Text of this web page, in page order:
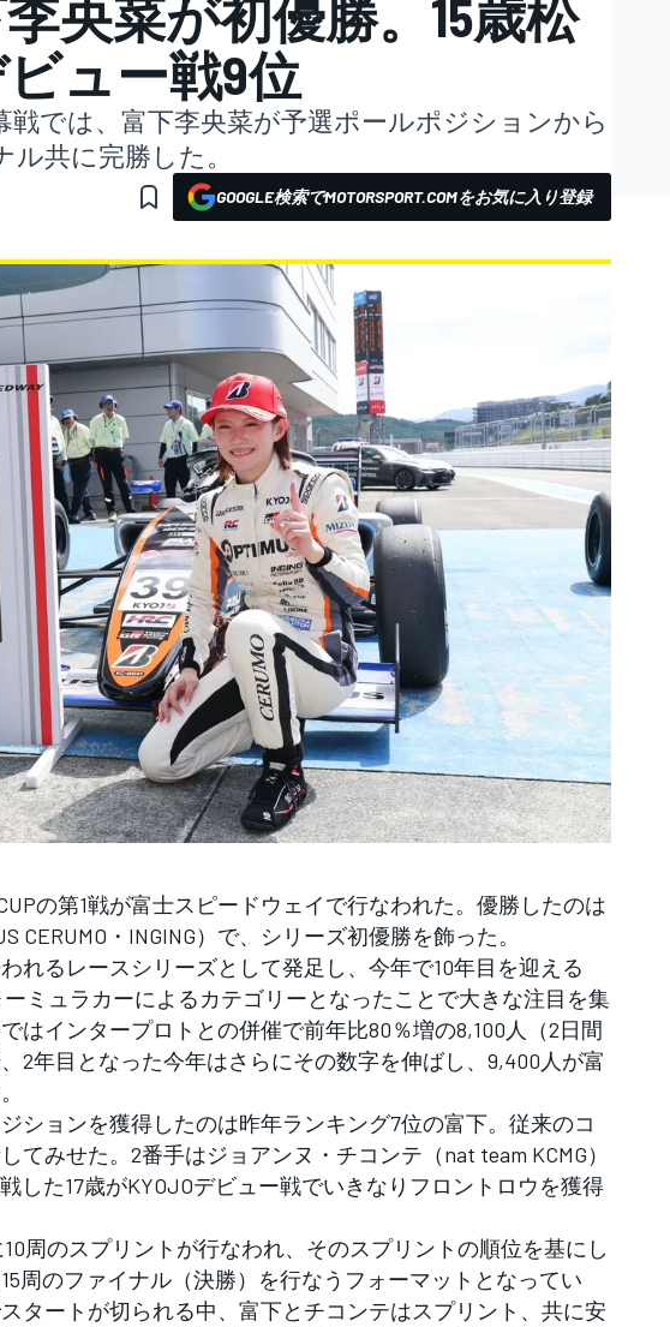
央菜が初優勝。15歳松
ュー戦9位
幕戦では、富下李央菜が予選ポールポジションから
共に完勝した。
GOOGLE検索でMOTORSPORT.COMをお気に入り登録
の第1戦が富士スピードウェイで行なわれた。優勝したのは
CERUMO・INGING）で、シリーズ初優勝を飾った。
れるレースシリーズとして発足し、今年で10年目を迎える
ーミュラカーによるカテゴリーとなったことで大きな注目を集
はインタープロトとの併催で前年比80％増の8,100人（2日間
2年目となった今年はさらにその数字を伸ばし、9,400人が富
ションを獲得したのは昨年ランキング7位の富下。従来のコ
てみせた。2番手はジョアンヌ・チコンテ（nat team KCMG）
した17歳がKYOJOデビュー戦でいきなりフロントロウを獲得
周のスプリントが行なわれ、そのスプリントの順位を基にし
周のファイナル（決勝）を行なうフォーマットとなってい
タートが切られる中、富下とチコンテはスプリント、共に安